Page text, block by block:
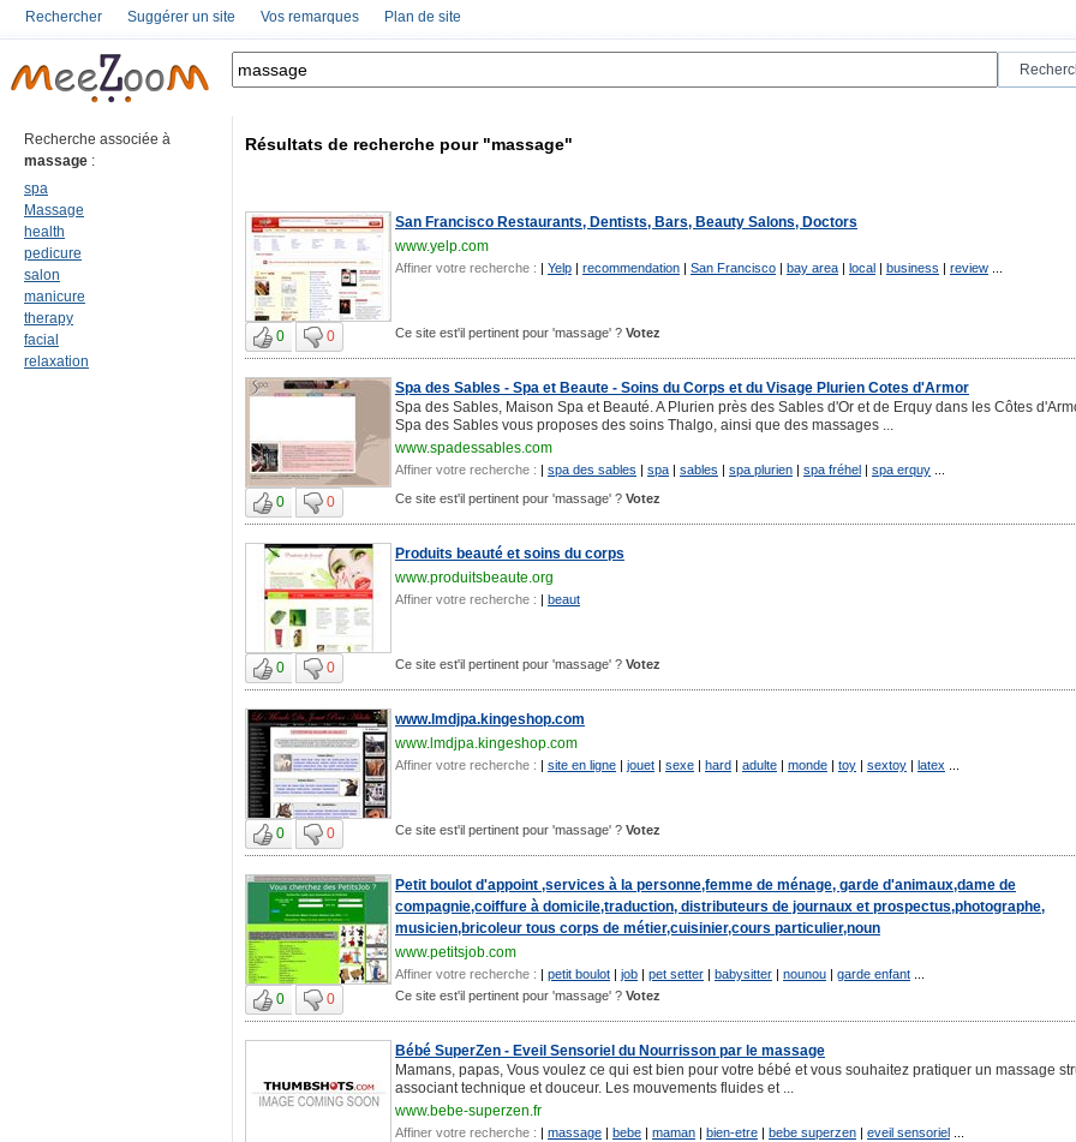
Rechercher Suggérer un site Vos remarques Plan de site
Recherche associée à
massage :
spa
Massage
health
pedicure
salon
manicure
therapy
facial
relaxation
Résultats de recherche pour "massage"
San Francisco Restaurants, Dentists, Bars, Beauty Salons, Doctors
www.yelp.com
Affiner votre recherche : | Yelp | recommendation | San Francisco | bay area | local | business | review
0 0 Ce site est'il pertinent pour 'massage' ? Votez
Spa des Sables - Spa et Beaute - Soins du Corps et du Visage Plurien Cotes d'Armor
Spa des Sables, Maison Spa et Beauté. A Plurien près des Sables d'Or et de Erquy dans les Côtes
Spa des Sables vous proposes des soins Thalgo, ainsi que des massages ...
www.spadessables.com
Affiner votre recherche : | spa des sables | spa | sables | spa plurien | spa fréhel | spa erquy
0 0 Ce site est'il pertinent pour 'massage' ? Votez
Produits beauté et soins du corps
www.produitsbeaute.org
Affiner votre recherche : | beaut
0 0 Ce site est'il pertinent pour 'massage' ? Votez
www.lmdjpa.kingeshop.com
www.lmdjpa.kingeshop.com
Affiner votre recherche : | site en ligne | jouet | sexe | hard | adulte | monde | toy | sextoy | latex
0 0 Ce site est'il pertinent pour 'massage' ? Votez
Petit boulot d'appoint ,services à la personne,femme de ménage, garde d'animaux,dame de
compagnie,coiffure à domicile,traduction, distributeurs de journaux et prospectus,photographe,
musicien,bricoleur tous corps de métier,cuisinier,cours particulier,noun
www.petitsjob.com
Affiner votre recherche : | petit boulot | job | pet setter | babysitter | nounou | garde enfant
0 0 Ce site est'il pertinent pour 'massage' ? Votez
Bébé SuperZen - Eveil Sensoriel du Nourrisson par le massage
Mamans, papas, Vous voulez ce qui est bien pour votre bébé et vous souhaitez pratiquer un massage
associant technique et douceur. Les mouvements fluides et ...
www.bebe-superzen.fr
Affiner votre recherche : | massage | bebe | maman | bien-etre | bebe superzen | eveil sensoriel